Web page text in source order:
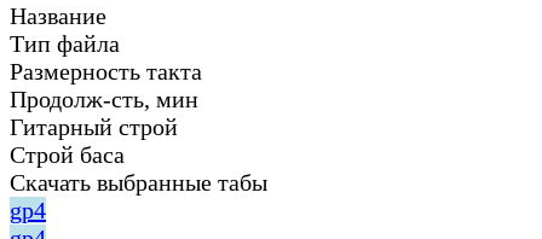
Название
Тип файла
Размерность такта
Продолж-сть, мин
Гитарный строй
Строй баса
Скачать выбранные табы
gp4